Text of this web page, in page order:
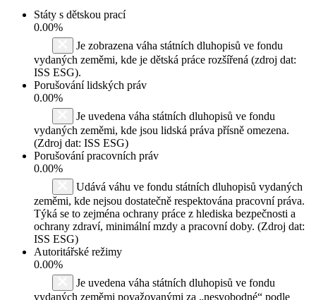
Státy s dětskou prací
0.00%
Je zobrazena váha státních dluhopisů ve fondu
vydaných zeměmi, kde je dětská práce rozšířená (zdroj dat:
ISS ESG).
Porušování lidských práv
0.00%
Je uvedena váha státních dluhopisů ve fondu
vydaných zeměmi, kde jsou lidská práva přísně omezena.
(Zdroj dat: ISS ESG)
Porušování pracovních práv
0.00%
Udává váhu ve fondu státních dluhopisů vydaných
zeměmi, kde nejsou dostatečně respektována pracovní práva.
Týká se to zejména ochrany práce z hlediska bezpečnosti a
ochrany zdraví, minimální mzdy a pracovní doby. (Zdroj dat:
ISS ESG)
Autoritářské režimy
0.00%
Je uvedena váha státních dluhopisů ve fondu
vydaných zeměmi považovanými za „nesvobodné“ podle